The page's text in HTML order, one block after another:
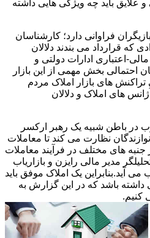
باید چه ویژگی هایی داشته
فراوانی دارد؛ کارشناسان
که قرارداد می بندند دلالان
اعتباری ادارات دولتی و
احتمالی بخش مهمی از این بازار
تراکنش های بازار املاک مردم
های املاک و دلالان
در باطن شبیه یک رهبر ارکسر
نظارت می کند تا معاملات
جنبه های مختلف در فرآیند معاملات
مدیر مالی رایزن و بازاریاب
آید.بنابراین یک املاک موفق باید
باشد که در این گزارش به
کنیم.